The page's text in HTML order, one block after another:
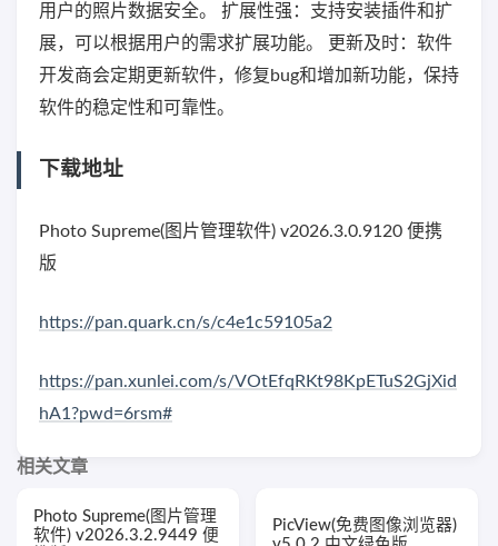
用户的照片数据安全。 扩展性强：支持安装插件和扩
展，可以根据用户的需求扩展功能。 更新及时：软件
开发商会定期更新软件，修复bug和增加新功能，保持
软件的稳定性和可靠性。
下载地址
Photo Supreme(图片管理软件) v2026.3.0.9120 便携
版
https://pan.quark.cn/s/c4e1c59105a2
https://pan.xunlei.com/s/VOtEfqRKt98KpETuS2GjXid
hA1?pwd=6rsm#
相关文章
Photo Supreme(图片管理
软件) v2026.3.2.9449 便
PicView(免费图像浏览器)